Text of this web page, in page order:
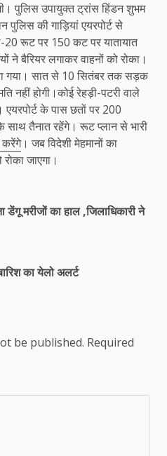
पुलिस उपायुक्त ट्रांस हिंडन शुभम
पुलिस की गाड़ियां एयरपोर्ट से
रूट पर 150 कट पर यातायात
ने बैरियर लगाकर वाहनों को रोका।
गया। सात से 10 सितंबर तक सड़क
नहीं होगी।कोई रेहड़ी-पटरी वाले
के पास छतों पर 200
साथ तैनात रहेंगे। रूट प्लान से भारी
करेंगे। जब विदेशी मेहमानों का
जाएगा।
डेंगू मरीजों का हाल ,जिलाधिकारी ने
का येलो अलर्ट
be published. Required